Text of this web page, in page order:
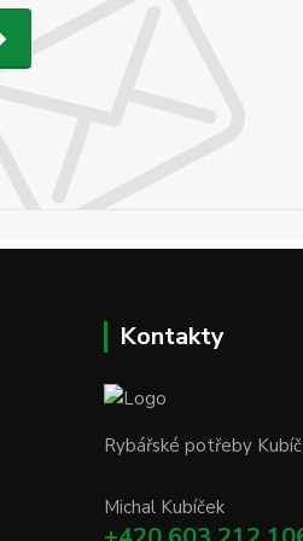
Kontakty
Rybářské potřeby
Michal Kubíček